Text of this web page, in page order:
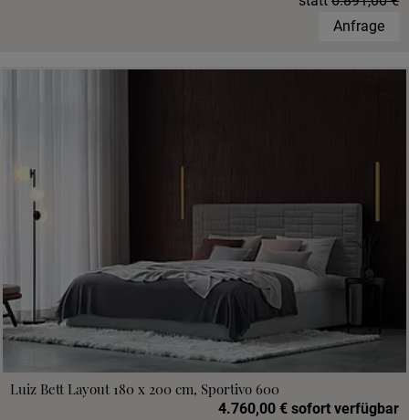
Anfrage
Luiz Bett Layout 180 x 200 cm, Sportivo 600
4.760,00 € sofort verfügbar